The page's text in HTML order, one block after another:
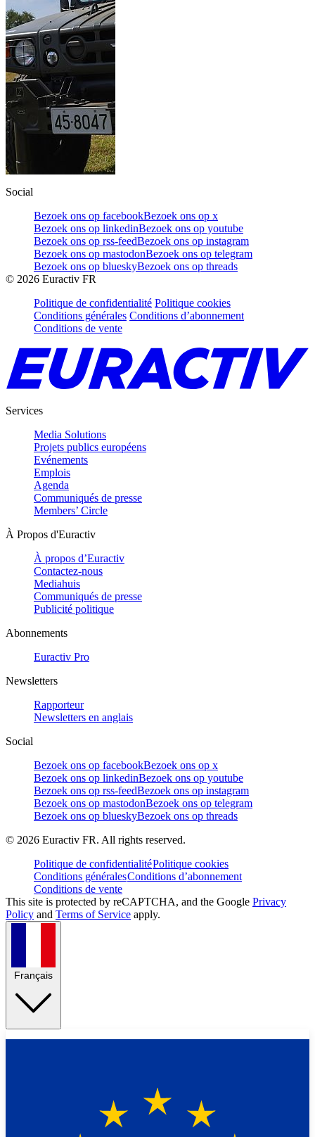
Social
Bezoek ons op facebookBezoek ons op x
Bezoek ons op linkedinBezoek ons op youtube
Bezoek ons op rss-feedBezoek ons op instagram
Bezoek ons op mastodonBezoek ons op telegram
Bezoek ons op blueskyBezoek ons op threads
© 2026 Euractiv FR
Politique de confidentialité Politique cookies
Conditions générales Conditions d’abonnement
Conditions de vente
Services
Media Solutions
Projets publics européens
Evénements
Emplois
Agenda
Communiqués de presse
Members’ Circle
À Propos d'Euractiv
À propos d’Euractiv
Contactez-nous
Mediahuis
Communiqués de presse
Publicité politique
Abonnements
Euractiv Pro
Newsletters
Rapporteur
Newsletters en anglais
Social
Bezoek ons op facebookBezoek ons op x
Bezoek ons op linkedinBezoek ons op youtube
Bezoek ons op rss-feedBezoek ons op instagram
Bezoek ons op mastodonBezoek ons op telegram
Bezoek ons op blueskyBezoek ons op threads
© 2026 Euractiv FR. All rights reserved.
Politique de confidentialitéPolitique cookies
Conditions généralesConditions d’abonnement
Conditions de vente
This site is protected by reCAPTCHA, and the Google Privacy
Policy and Terms of Service apply.
Français